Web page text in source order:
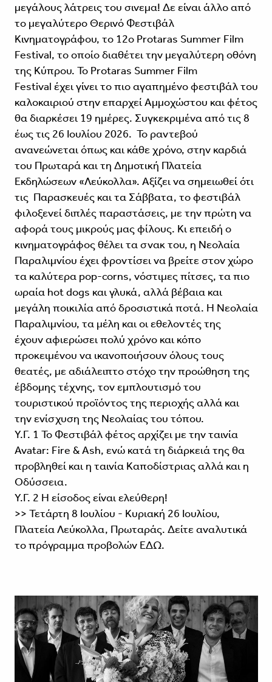
μεγάλους λάτρεις του σινεμα! Δε είναι άλλο από
το μεγαλύτερο Θερινό Φεστιβάλ
Κινηματογράφου, το 12ο Protaras Summer Film
Festival, το οποίο διαθέτει την μεγαλύτερη οθόνη
της Κύπρου. Το Protaras Summer Film
Festival έχει γίνει το πιο αγαπημένο φεστιβάλ του
καλοκαιριού στην επαρχεί Αμμοχώστου και φέτος
θα διαρκέσει 19 ημέρες. Συγκεκριμένα από τις 8
έως τις 26 Ιουλίου 2026. Το ραντεβού
ανανεώνεται όπως και κάθε χρόνο, στην καρδιά
του Πρωταρά και τη Δημοτική Πλατεία
Εκδηλώσεων «Λεύκολλα». Αξίζει να σημειωθεί ότι
τις Παρασκευές και τα Σάββατα, το φεστιβάλ
φιλοξενεί διπλές παραστάσεις, με την πρώτη να
αφορά τους μικρούς μας φίλους. Κι επειδή ο
κινηματογράφος θέλει τα σνακ του, η Νεολαία
Παραλιμνίου έχει φροντίσει να βρείτε στον χώρο
τα καλύτερα pop-corns, νόστιμες πίτσες, τα πιο
ωραία hot dogs και γλυκά, αλλά βέβαια και
μεγάλη ποικιλία από δροσιστικά ποτά. Η Νεολαία
Παραλιμνίου, τα μέλη και οι εθελοντές της
έχουν αφιερώσει πολύ χρόνο και κόπο
προκειμένου να ικανοποιήσουν όλους τους
θεατές, με αδιάλειπτο στόχο την προώθηση της
έβδομης τέχνης, τον εμπλουτισμό του
τουριστικού προϊόντος της περιοχής αλλά και
την ενίσχυση της Νεολαίας του τόπου.
Υ.Γ. 1 Το Φεστιβάλ φέτος αρχίζει με την ταινία
Avatar: Fire & Ash, ενώ κατά τη διάρκειά της θα
προβληθεί και η ταινία Καποδίστριας αλλά και η
Οδύσσεια.
Υ.Γ. 2 Η είσοδος είναι ελεύθερη!
>> Τετάρτη 8 Ιουλίου - Κυριακή 26 Ιουλίου,
Πλατεία Λεύκολλα, Πρωταράς. Δείτε αναλυτικά
το πρόγραμμα προβολών ΕΔΩ.